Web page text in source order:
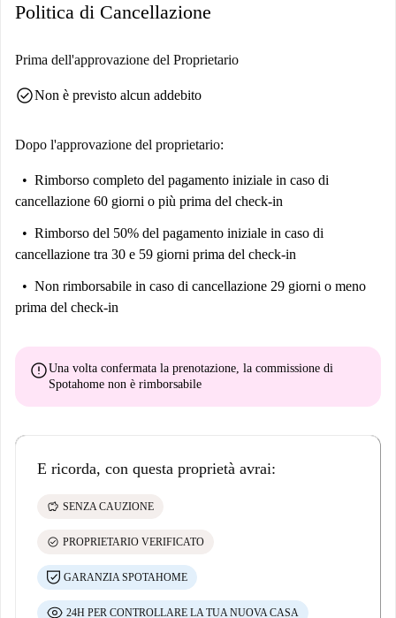
Politica di Cancellazione
Prima dell'approvazione del Proprietario
check_circleNon è previsto alcun addebito
Dopo l'approvazione del proprietario:
Rimborso completo del pagamento iniziale in caso di
cancellazione 60 giorni o più prima del check-in
Rimborso del 50% del pagamento iniziale in caso di
cancellazione tra 30 e 59 giorni prima del check-in
Non rimborsabile in caso di cancellazione 29 giorni o meno
prima del check-in
errorUna volta confermata la prenotazione, la commissione di
Spotahome non è rimborsabile
E ricorda, con questa proprietà avrai:
savings SENZA CAUZIONE
check_circle PROPRIETARIO VERIFICATO
GARANZIA SPOTAHOME
24H PER CONTROLLARE LA TUA NUOVA CASA